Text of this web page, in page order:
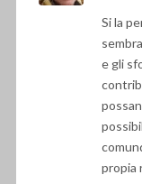
Si la
e gli
propia